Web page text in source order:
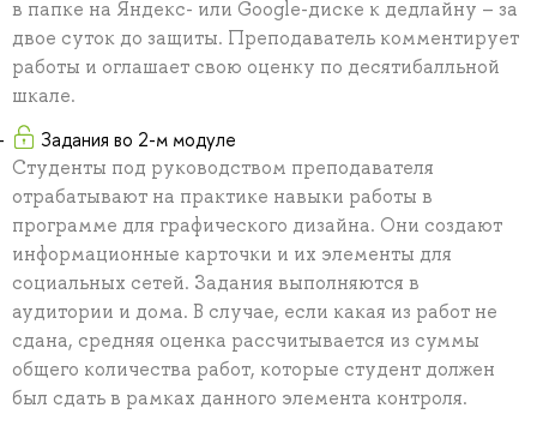
в папке на Яндекс- или Google-диске к дедлайну – за
двое суток до защиты. Преподаватель комментирует
работы и оглашает свою оценку по десятибалльной
шкале.
Задания во 2-м модуле
Студенты под руководством преподавателя
отрабатывают на практике навыки работы в
программе для графического дизайна. Они создают
информационные карточки и их элементы для
социальных сетей. Задания выполняются в
аудитории и дома. В случае, если какая из работ не
сдана, средняя оценка рассчитывается из суммы
общего количества работ, которые студент должен
был сдать в рамках данного элемента контроля.